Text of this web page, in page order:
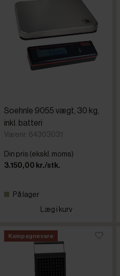
Soehnle 9055 vægt, 30 kg,
inkl. batteri
Varenr: 64303031
Din pris (ekskl. moms)
3.150,00 kr./stk.
På lager
Læg i kurv
Kampagnevare